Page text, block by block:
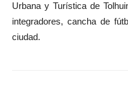
Urbana y Turística de
integradores, cancha de
ciudad.